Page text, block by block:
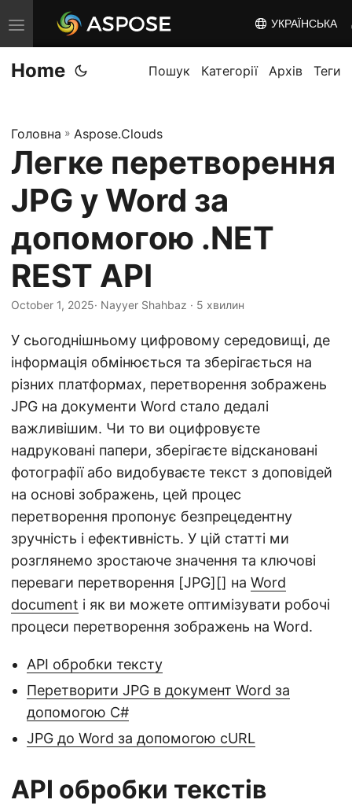
T
o
g
e
n
v
g
a
t
i
o
n
УКРАЇНСЬКА
Home Пошук Категорії Архів Теги
Головна » Aspose.Clouds
Легке перетворення
JPG у Word за
допомогою .NET
REST API
October 1, 2025· Nayyer Shahbaz · 5 хвилин
У сьогоднішньому цифровому середовищі, де
інформація обмінюється та зберігається на
різних платформах, перетворення зображень
JPG на документи Word стало дедалі
важливішим. Чи то ви оцифровуєте
надруковані папери, зберігаєте відскановані
фотографії або видобуваєте текст з доповідей
на основі зображень, цей процес
перетворення пропонує безпрецедентну
зручність і ефективність. У цій статті ми
розглянемо зростаюче значення та ключові
переваги перетворення [JPG][] на Word
document і як ви можете оптимізувати робочі
процеси перетворення зображень на Word.
API обробки тексту
Перетворити JPG в документ Word за
допомогою C#
JPG до Word за допомогою cURL
API обробки текстів